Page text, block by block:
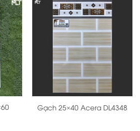
Gạch 25×40 Acera DL4348